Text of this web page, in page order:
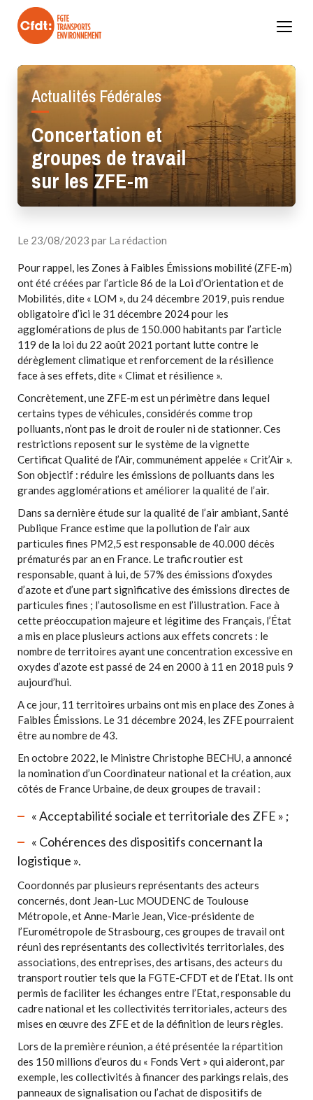
content
Actualités Fédérales
Concertation et
groupes de travail
sur les ZFE-m
Le 23/08/2023 par La rédaction
Pour rappel, les Zones à Faibles Émissions mobilité (ZFE-m)
ont été créées par l’article 86 de la Loi d’Orientation et de
Mobilités, dite « LOM », du 24 décembre 2019, puis rendue
obligatoire d’ici le 31 décembre 2024 pour les
agglomérations de plus de 150.000 habitants par l’article
119 de la loi du 22 août 2021 portant lutte contre le
dérèglement climatique et renforcement de la résilience
face à ses effets, dite « Climat et résilience ».
Concrètement, une ZFE-m est un périmètre dans lequel
certains types de véhicules, considérés comme trop
polluants, n’ont pas le droit de rouler ni de stationner. Ces
restrictions reposent sur le système de la vignette
Certificat Qualité de l’Air, communément appelée « Crit’Air ».
Son objectif : réduire les émissions de polluants dans les
grandes agglomérations et améliorer la qualité de l’air.
Dans sa dernière étude sur la qualité de l’air ambiant, Santé
Publique France estime que la pollution de l’air aux
particules fines PM2,5 est responsable de 40.000 décès
prématurés par an en France. Le trafic routier est
responsable, quant à lui, de 57% des émissions d’oxydes
d’azote et d’une part significative des émissions directes de
particules fines ; l’autosolisme en est l’illustration. Face à
cette préoccupation majeure et légitime des Français, l’État
a mis en place plusieurs actions aux effets concrets : le
nombre de territoires ayant une concentration excessive en
oxydes d’azote est passé de 24 en 2000 à 11 en 2018 puis 9
aujourd’hui.
A ce jour, 11 territoires urbains ont mis en place des Zones à
Faibles Émissions. Le 31 décembre 2024, les ZFE pourraient
être au nombre de 43.
En octobre 2022, le Ministre Christophe BECHU, a annoncé
la nomination d’un Coordinateur national et la création, aux
côtés de France Urbaine, de deux groupes de travail :
« Acceptabilité sociale et territoriale des ZFE » ;
« Cohérences des dispositifs concernant la
logistique ».
Coordonnés par plusieurs représentants des acteurs
concernés, dont Jean-Luc MOUDENC de Toulouse
Métropole, et Anne-Marie Jean, Vice-présidente de
l’Eurométropole de Strasbourg, ces groupes de travail ont
réuni des représentants des collectivités territoriales, des
associations, des entreprises, des artisans, des acteurs du
transport routier tels que la FGTE-CFDT et de l’Etat. Ils ont
permis de faciliter les échanges entre l’Etat, responsable du
cadre national et les collectivités territoriales, acteurs des
mises en œuvre des ZFE et de la définition de leurs règles.
Lors de la première réunion, a été présentée la répartition
des 150 millions d’euros du « Fonds Vert » qui aideront, par
exemple, les collectivités à financer des parkings relais, des
panneaux de signalisation ou l’achat de dispositifs de